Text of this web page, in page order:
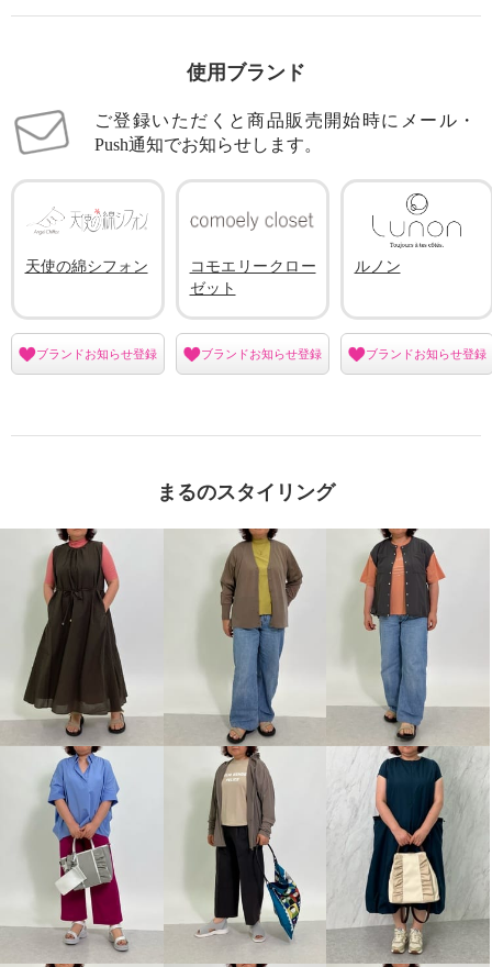
使用ブランド
ご登録いただくと商品販売開始時にメール・
Push通知でお知らせします。
天使の綿シフォン
ブランドお知らせ登録
コモエリークロー
ゼット
ブランドお知らせ登録
ルノン
ブランドお知らせ登録
まるのスタイリング